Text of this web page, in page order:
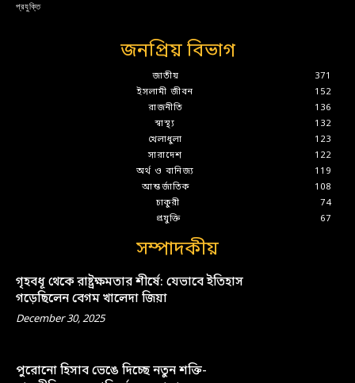
প্রযুক্তি
জনপ্রিয় বিভাগ
জাতীয়
371
ইসলামী জীবন
152
রাজনীতি
136
স্বাস্থ্য
132
খেলাধুলা
123
সারাদেশ
122
অর্থ ও বানিজ্য
119
আন্তর্জাতিক
108
চাকুরী
74
প্রযুক্তি
67
সম্পাদকীয়
গৃহবধূ থেকে রাষ্ট্রক্ষমতার শীর্ষে: যেভাবে ইতিহাস
গড়েছিলেন বেগম খালেদা জিয়া
December 30, 2025
পুরোনো হিসাব ভেঙে দিচ্ছে নতুন শক্তি-